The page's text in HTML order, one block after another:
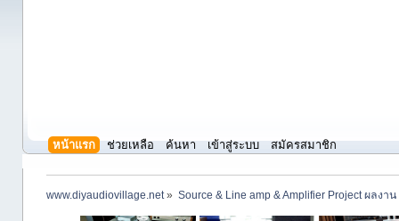
หน้าแรก ช่วยเหลือ ค้นหา เข้าสู่ระบบ สมัครสมาชิก
www.diyaudiovillage.net» Source & Line amp & Amplifier Project ผลงาน